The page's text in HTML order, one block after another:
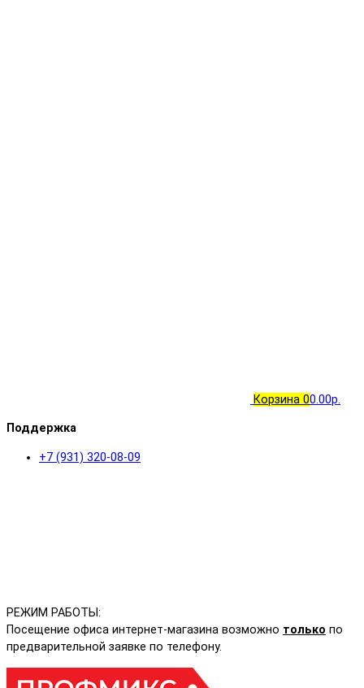
Корзина 00.00р.
Поддержка
+7 (931) 320-08-09
РЕЖИМ РАБОТЫ:
Посещение офиса интернет-магазина возможно только по
предварительной заявке по телефону.